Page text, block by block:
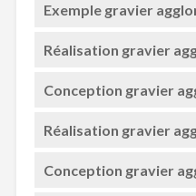
Exemple gravier
Réalisation gravier
Conception gravier
Réalisation gravier
Conception gravier